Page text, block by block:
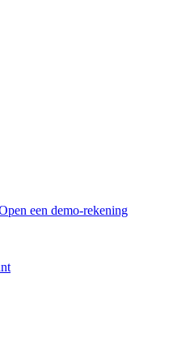
een demo-rekening